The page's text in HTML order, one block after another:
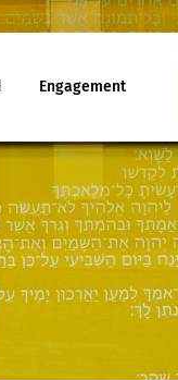
Engagement